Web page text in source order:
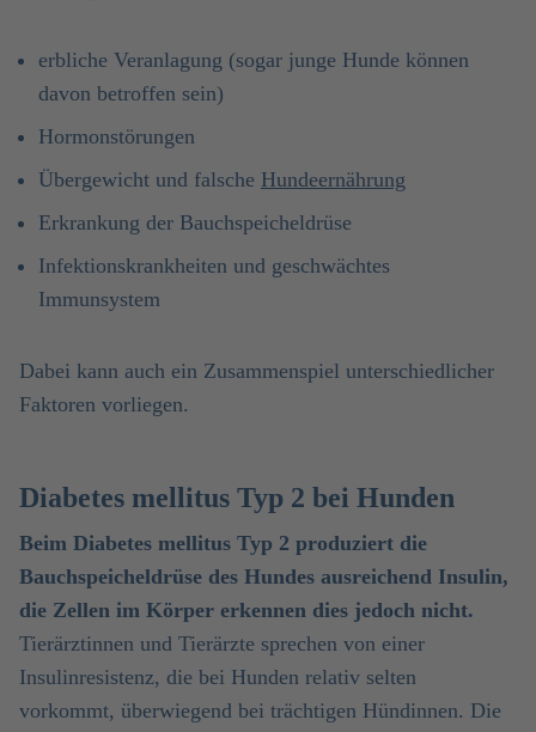
erbliche Veranlagung (sogar junge Hunde können
davon betroffen sein)
Hormonstörungen
Übergewicht und falsche Hundeernährung
Erkrankung der Bauchspeicheldrüse
Infektionskrankheiten und geschwächtes
Immunsystem
Dabei kann auch ein Zusammenspiel unterschiedlicher
Faktoren vorliegen.
Diabetes mellitus Typ 2 bei Hunden
Beim Diabetes mellitus Typ 2 produziert die
Bauchspeicheldrüse des Hundes ausreichend Insulin,
die Zellen im Körper erkennen dies jedoch nicht.
Tierärztinnen und Tierärzte sprechen von einer
Insulinresistenz, die bei Hunden relativ selten
vorkommt, überwiegend bei trächtigen Hündinnen. Die